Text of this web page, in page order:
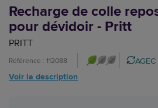
Recharge de colle
pour dévidoir - Pritt
PRITT
Référence : 112088
AGEC
Voir la description